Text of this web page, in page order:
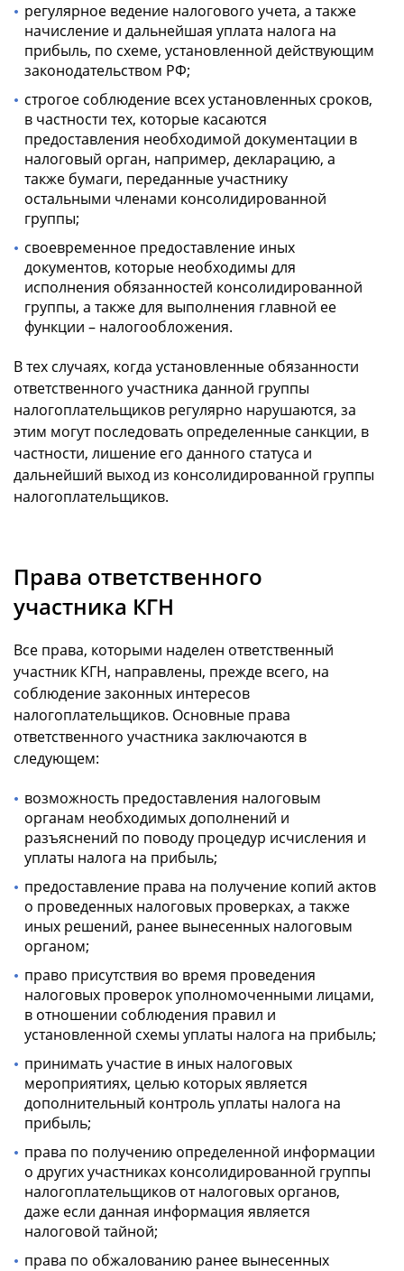
регулярное ведение налогового учета, а также
начисление и дальнейшая уплата налога на
прибыль, по схеме, установленной действующим
законодательством РФ;
строгое соблюдение всех установленных сроков,
в частности тех, которые касаются
предоставления необходимой документации в
налоговый орган, например, декларацию, а
также бумаги, переданные участнику
остальными членами консолидированной
группы;
своевременное предоставление иных
документов, которые необходимы для
исполнения обязанностей консолидированной
группы, а также для выполнения главной ее
функции – налогообложения.
В тех случаях, когда установленные обязанности
ответственного участника данной группы
налогоплательщиков регулярно нарушаются, за
этим могут последовать определенные санкции, в
частности, лишение его данного статуса и
дальнейший выход из консолидированной группы
налогоплательщиков.
Права ответственного
участника КГН
Все права, которыми наделен ответственный
участник КГН, направлены, прежде всего, на
соблюдение законных интересов
налогоплательщиков. Основные права
ответственного участника заключаются в
следующем:
возможность предоставления налоговым
органам необходимых дополнений и
разъяснений по поводу процедур исчисления и
уплаты налога на прибыль;
предоставление права на получение копий актов
о проведенных налоговых проверках, а также
иных решений, ранее вынесенных налоговым
органом;
право присутствия во время проведения
налоговых проверок уполномоченными лицами,
в отношении соблюдения правил и
установленной схемы уплаты налога на прибыль;
принимать участие в иных налоговых
мероприятиях, целью которых является
дополнительный контроль уплаты налога на
прибыль;
права по получению определенной информации
о других участниках консолидированной группы
налогоплательщиков от налоговых органов,
даже если данная информация является
налоговой тайной;
права по обжалованию ранее вынесенных